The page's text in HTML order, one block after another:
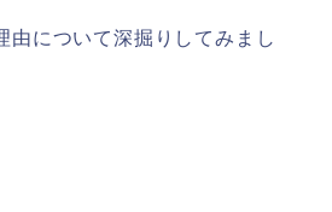
由について深掘りしてみまし